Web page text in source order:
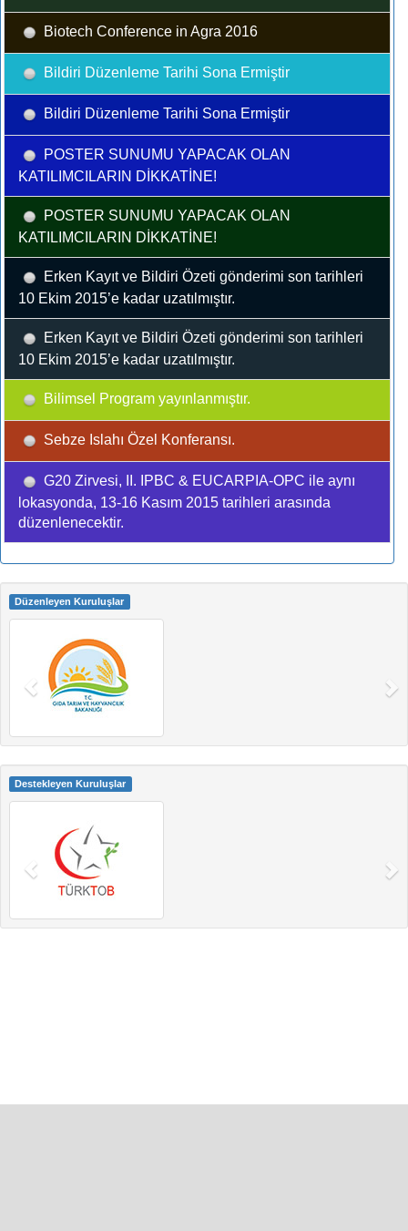
Biotech Conference in Agra 2016
Bildiri Düzenleme Tarihi Sona Ermiştir
Bildiri Düzenleme Tarihi Sona Ermiştir
POSTER SUNUMU YAPACAK OLAN
KATILIMCILARIN DİKKATİNE!
POSTER SUNUMU YAPACAK OLAN
KATILIMCILARIN DİKKATİNE!
Erken Kayıt ve Bildiri Özeti gönderimi son tarihleri
10 Ekim 2015’e kadar uzatılmıştır.
Erken Kayıt ve Bildiri Özeti gönderimi son tarihleri
10 Ekim 2015’e kadar uzatılmıştır.
Bilimsel Program yayınlanmıştır.
Sebze Islahı Özel Konferansı.
G20 Zirvesi, II. IPBC & EUCARPIA-OPC ile aynı
lokasyonda, 13-16 Kasım 2015 tarihleri arasında
düzenlenecektir.
Düzenleyen Kuruluşlar
Destekleyen Kuruluşlar